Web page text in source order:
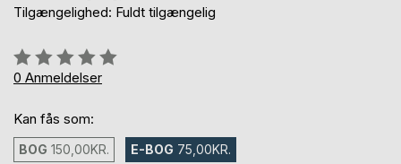
Tilgængelighed: Fuldt tilgængelig
Anmeldelse::
0%
0 Anmeldelser
Kan fås som:
BOG 150,00KR. E-BOG 75,00KR.